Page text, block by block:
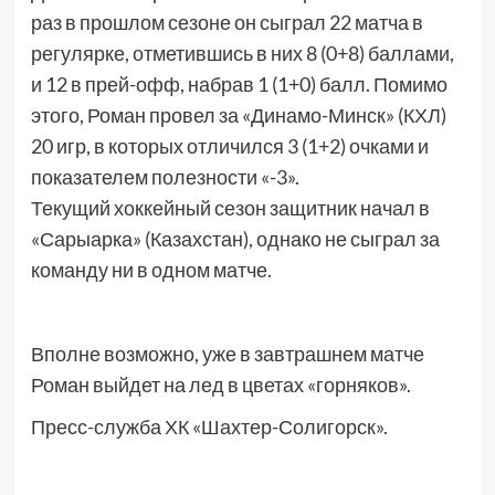
раз в прошлом сезоне он сыграл 22 матча в
регулярке, отметившись в них 8 (0+8) баллами,
и 12 в прей-офф, набрав 1 (1+0) балл. Помимо
этого, Роман провел за «Динамо-Минск» (КХЛ)
20 игр, в которых отличился 3 (1+2) очками и
показателем полезности «-3».
Текущий хоккейный сезон защитник начал в
«Сарыарка» (Казахстан), однако не сыграл за
команду ни в одном матче.
Вполне возможно, уже в завтрашнем матче
Роман выйдет на лед в цветах «горняков».
Пресс-служба ХК «Шахтер-Солигорск».